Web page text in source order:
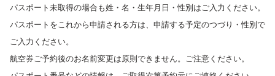
パスポート未取得の場合も姓・名・生年月日・性別はご入力ください。
パスポートをこれから申請される方は、申請する予定のつづり・性別で
ご入力ください。
航空券ご予約後のお名前変更は原則できません。ご注意ください。